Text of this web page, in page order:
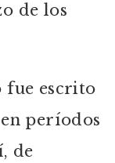
de los
fue escrito
períodos
de